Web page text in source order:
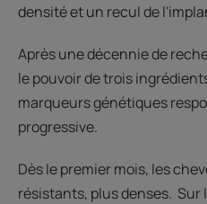
densité et un recul de
Après une décennie de
le pouvoir de trois
marqueurs génétiques
progressive.
Dès le premier mois, les
résistants, plus denses. Sur